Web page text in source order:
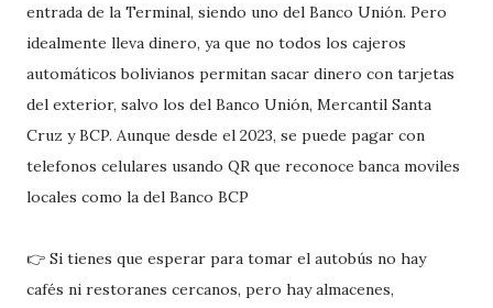
entrada de la Terminal, siendo uno del Banco Unión. Pero
idealmente lleva dinero, ya que no todos los cajeros
automáticos bolivianos permitan sacar dinero con tarjetas
del exterior, salvo los del Banco Unión, Mercantil Santa
Cruz y BCP. Aunque desde el 2023, se puede pagar con
telefonos celulares usando QR que reconoce banca moviles
locales como la del Banco BCP
👉 Si tienes que esperar para tomar el autobús no hay
cafés ni restoranes cercanos, pero hay almacenes,